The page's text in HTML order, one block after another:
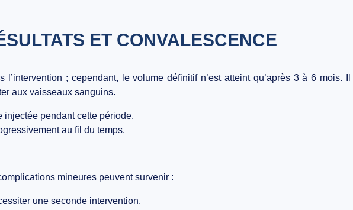
ET CONVALESCENCE
l’intervention ; cependant, le volume définitif n’est atteint qu’après 3 à 6 mois. Il
aux vaisseaux sanguins.
injectée pendant cette période.
au fil du temps.
mineures peuvent survenir :
une seconde intervention.